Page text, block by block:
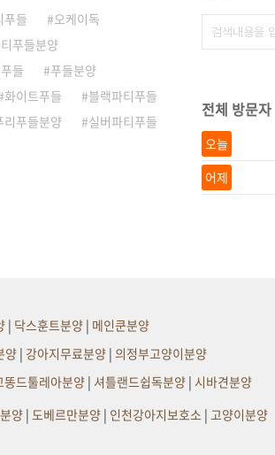
지 살수 있
수명이 꽤
가진푸들 친
상'친구를
제든지 문의
분양중이예요!푸들친구들은실
버, 초코실버, 크림파티, 세이
문 환영입니다!​
푸들
오케이독
푸들분양
들
푸들분양
화이트푸들
블랙파티푸들
리푸들분양
실버파티푸들
전체 방문자
오늘
어제
| 닥스훈트분양 | 메인쿤분양
양 | 강아지무료분양 | 의정부고양이분양
똥드툴레아분양| 셔틀랜드쉽독분양| 시바견분양
양| 도베르만분양| 인천강아지보호소| 고양이분양